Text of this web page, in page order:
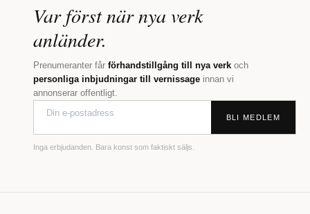
Var först när nya verk
anländer.
Prenumeranter får förhandstillgång till nya verk och
personliga inbjudningar till vernissage innan vi
annonserar offentligt.
BLI MEDLEM
Inga erbjudanden. Bara konst som faktiskt säljs.